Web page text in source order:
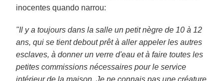
inocentes quando narrou:
"Il y a toujours dans la salle un petit nègre de 10 à 12
ans, qui se tient debout prêt à aller appeler les autres
esclaves, à donner un verre d'eau et à faire toutes les
petites commissions nécessaires pour le service
intérieur de la maison. Je ne connais pas une créature